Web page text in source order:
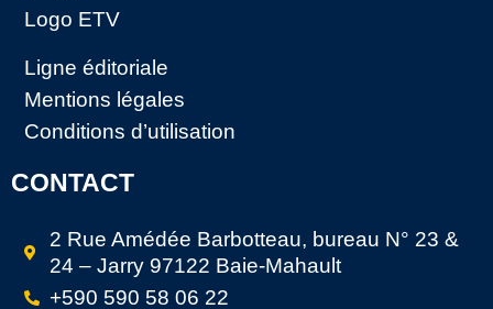
Logo ETV
Ligne éditoriale
Mentions légales
Conditions d’utilisation
CONTACT
2 Rue Amédée Barbotteau, bureau N° 23 &
24 – Jarry 97122 Baie-Mahault
+590 590 58 06 22